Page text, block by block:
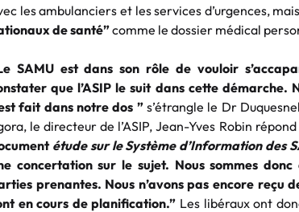
les ambulanciers et les services d’urgences,
de santé”comme le dossier médical
SAMU est dans son rôle de vouloir
que l’ASIP le suit dans cette démarche.
fait dans notre dos ”s’étrangle le Dr
le directeur de l’ASIP, Jean-Yves Robin répond
étude sur le Système d’Information des
concertation sur le sujet. Nous sommes donc
prenantes. Nous n’avons pas encore reçu
en cours de planification.” Les libéraux ont